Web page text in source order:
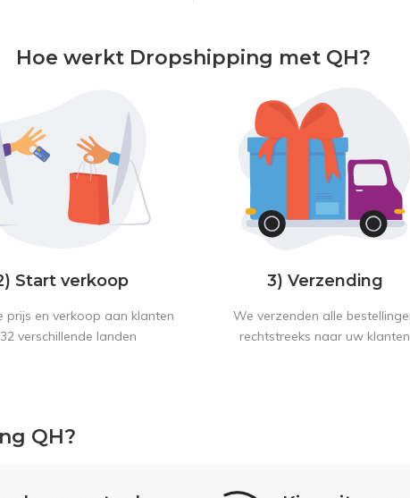
Hoe werkt Dropshipping met QH?
Start verkoop
prijs en verkoop aan klanten
verschillende landen
3) Verzending
We verzenden alle
rechtstreeks naar uw klanten
QH?